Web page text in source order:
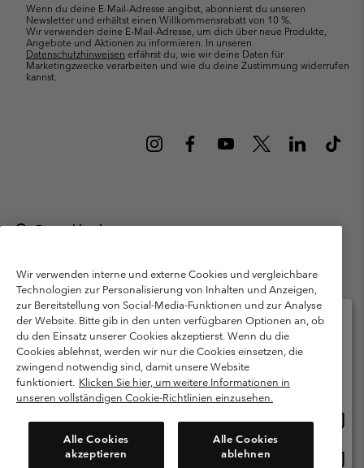
Wenn du deine E-Mail-Adresse angibst, abonnierst du unseren
Newsletter und erhältst einen Willkommensrabatt von 10 %.
Wir verwenden deine E-Mail-Adresse, um dich über neue Produkte,
Angebote und Aktionen zu informieren. In unseren
Datenschutzhinweisen erfährst du, wie wir deine Daten für
Marketingzwecke verarbeiten und wie du deine Zustimmung widerrufen
kannst.
Deutschland
München Deutschland. Alle Rechte vorbehalten.
Nutzungsbedingungen
Allgemeine Verkaufsbedingungen
Garantie
Datenschutzerklärung
Bestimmungen und Bedingungen des Mitglieder Programms
Nutzungsbedingungen Für Nutzergenerierte Inhalte
Cookies
Public CBCR
Kundenservice: Mo- Fr. 9:00 - 13:00 & 14:00- 18:00 Uhr
(+)498912081004
Wir verwenden interne und externe Cookies und vergleichbare
Technologien zur Personalisierung von Inhalten und Anzeigen,
zur Bereitstellung von Social-Media-Funktionen und zur Analyse
der Website. Bitte gib in den unten verfügbaren Optionen an, ob
du den Einsatz unserer Cookies akzeptierst. Wenn du die
Cookies ablehnst, werden wir nur die Cookies einsetzen, die
zwingend notwendig sind, damit unsere Website
funktioniert. Klicken Sie hier, um weitere Informationen in
unseren vollständigen Cookie-Richtlinien einzusehen.
Alle Cookies
akzeptieren
Alle Cookies
ablehnen
Bitte wählen Sie Ihr Lieferland und Ihre Sprache
Online-Einkauf verfügbar
Deutschland